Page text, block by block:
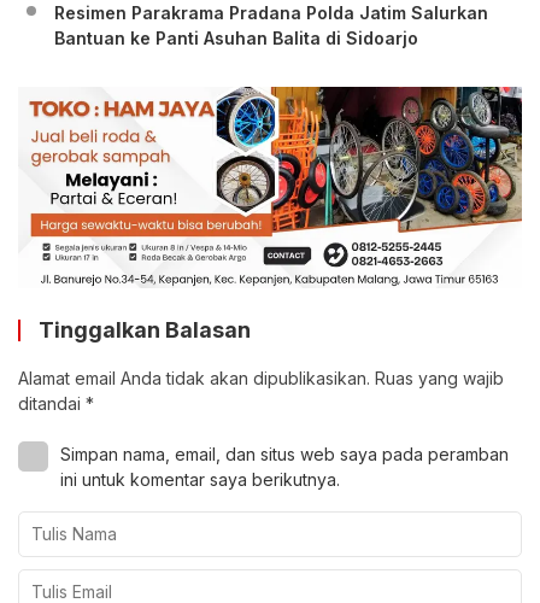
Resimen Parakrama Pradana Polda Jatim Salurkan
Bantuan ke Panti Asuhan Balita di Sidoarjo
Tinggalkan Balasan
Alamat email Anda tidak akan dipublikasikan. Ruas yang wajib
ditandai *
Simpan nama, email, dan situs web saya pada peramban
ini untuk komentar saya berikutnya.